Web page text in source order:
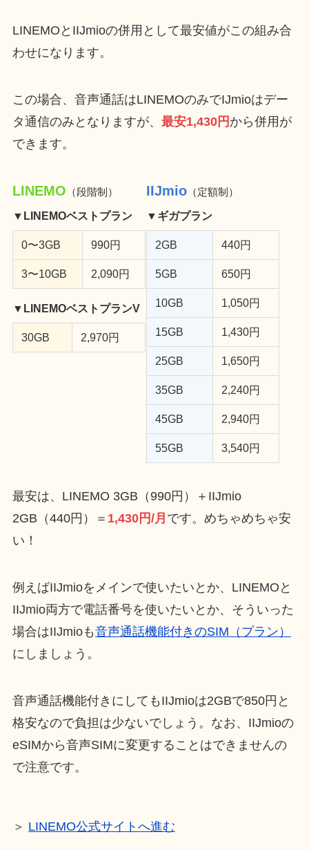
LINEMOとIIJmioの併用として最安値がこの組み合
わせになります。
この場合、音声通話はLINEMOのみでIJmioはデー
タ通信のみとなりますが、 最安1,430円 から併用が
できます。
LINEMO （段階制）
▼LINEMOベストプラン
0〜3GB 990円
3〜10GB 2,090円
▼LINEMOベストプランV
30GB 2,970円
IIJmio（定額制）
▼ギガプラン
2GB 440円
5GB 650円
10GB 1,050円
15GB 1,430円
25GB 1,650円
35GB 2,240円
45GB 2,940円
55GB 3,540円
最安は、LINEMO 3GB（990円）＋IIJmio
2GB（440円）＝ 1,430円/月 です。めちゃめちゃ安
い！
例えばIIJmioをメインで使いたいとか、LINEMOと
IIJmio両方で電話番号を使いたいとか、そういった
場合はIIJmioも音声通話機能付きのSIM（プラン）
にしましょう。
音声通話機能付きにしてもIIJmioは2GBで850円と
格安なので負担は少ないでしょう。なお、IIJmioの
eSIMから音声SIMに変更することはできませんの
で注意です。
＞ LINEMO公式サイトへ進む